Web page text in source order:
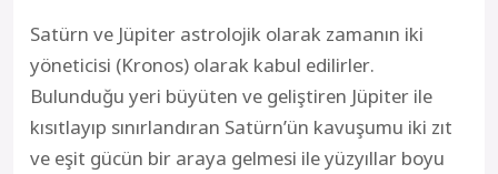
Satürn ve Jüpiter astrolojik olarak zamanın iki
yöneticisi (Kronos) olarak kabul edilirler.
Bulunduğu yeri büyüten ve geliştiren Jüpiter ile
kısıtlayıp sınırlandıran Satürn’ün kavuşumu iki zıt
ve eşit gücün bir araya gelmesi ile yüzyıllar boyu